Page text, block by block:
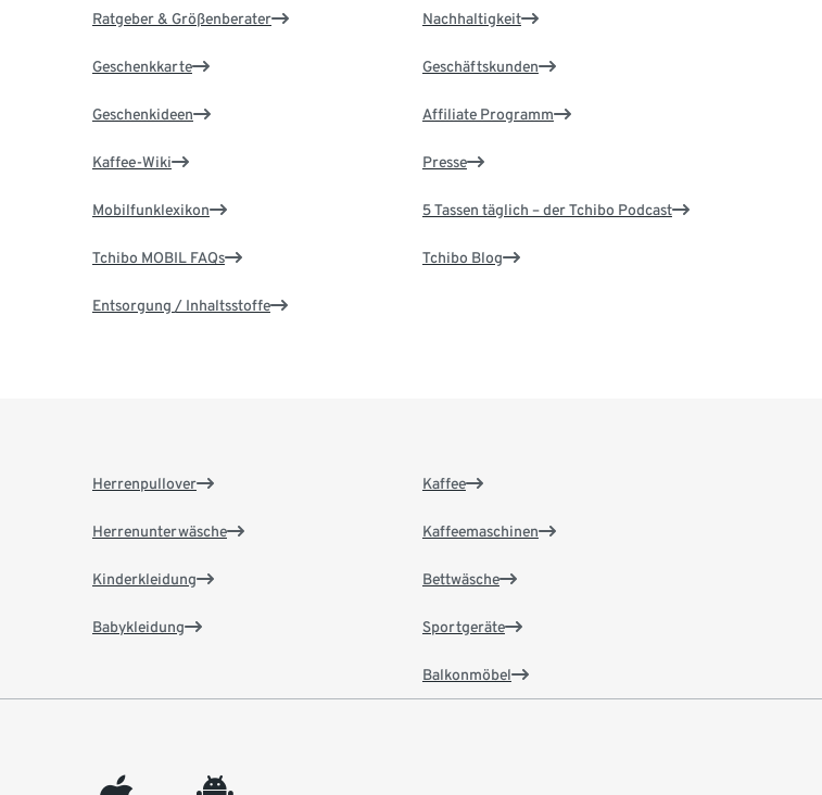
Ratgeber & Größenberater
Geschenkkarte
Geschenkideen
Kaffee-Wiki
Mobilfunklexikon
Tchibo MOBIL FAQs
Entsorgung / Inhaltsstoffe
Nachhaltigkeit
Geschäftskunden
Affiliate Programm
Presse
5 Tassen täglich – der Tchibo Podcast
Tchibo Blog
Herrenpullover
Herrenunterwäsche
Kinderkleidung
Babykleidung
Kaffee
Kaffeemaschinen
Bettwäsche
Sportgeräte
Balkonmöbel